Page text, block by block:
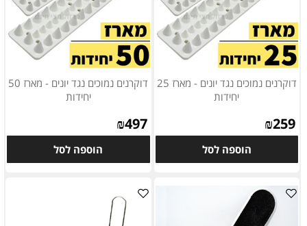
דוקרנים נמוכים נגד יונים - מארז 25
יחידות
₪259
הוספה לסל
דוקרנים נמוכים נגד יונים - מארז 50
יחידות
₪497
הוספה לסל